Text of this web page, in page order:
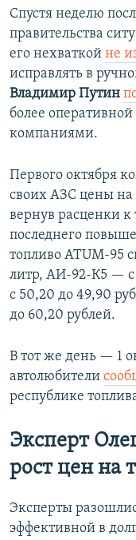
Спустя неделю
правительства
его нехваткой не
исправлять в
Владимир Путин
более
компаниями.
Первого октября
своих АЗС цены на
вернув расценки
последнего
топливо ATUM-95
литр, АИ-92-К5 — с
с 50,20 до 49,90
до 60,20 рублей.
В тот же день — 1
автолюбители
республике
Эксперт
рост цен на
Эксперты
эффективной в